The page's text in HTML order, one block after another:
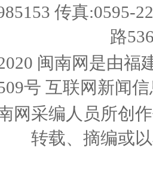
传真:0595-
路
闽南网是由
号 互联网新闻
网采编人员所创
转载、摘编或